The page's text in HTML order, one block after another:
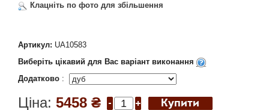
Клацніть по фото для збільшення
Артикул: UA10583
Виберіть цікавий для Вас варіант виконання
Додатково :
Ціна: 5458 ₴